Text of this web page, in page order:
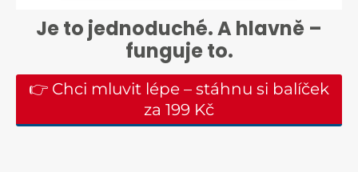
Je to jednoduché. A hlavně –
funguje to.
👉 Chci mluvit lépe – stáhnu si balíček
za 199 Kč